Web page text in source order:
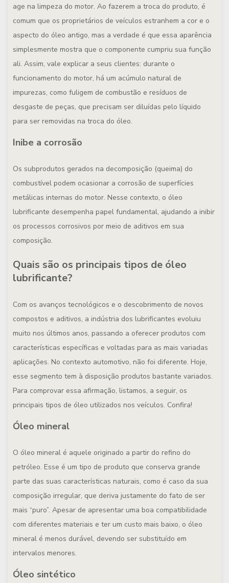
age na limpeza do motor. Ao fazerem a troca do produto, é
comum que os proprietários de veículos estranhem a cor e o
aspecto do óleo antigo, mas a verdade é que essa aparência
simplesmente mostra que o componente cumpriu sua função
ali. Assim, vale explicar a seus clientes: durante o
funcionamento do motor, há um acúmulo natural de
impurezas, como fuligem de combustão e resíduos de
desgaste de peças, que precisam ser diluídas pelo líquido
para ser removidas na troca do óleo.
Inibe a corrosão
Os subprodutos gerados na decomposição (queima) do
combustível podem ocasionar a corrosão de superfícies
metálicas internas do motor. Nesse contexto, o óleo
lubrificante desempenha papel fundamental, ajudando a inibir
os processos corrosivos por meio de aditivos em sua
composição.
Quais são os principais tipos de óleo
lubrificante?
Com os avanços tecnológicos e o descobrimento de novos
compostos e aditivos, a indústria dos lubrificantes evoluiu
muito nos últimos anos, passando a oferecer produtos com
características específicas e voltadas para as mais variadas
aplicações. No contexto automotivo, não foi diferente. Hoje,
esse segmento tem à disposição produtos bastante variados.
Para comprovar essa afirmação, listamos, a seguir, os
principais tipos de óleo utilizados nos veículos. Confira!
Óleo mineral
O óleo mineral é aquele originado a partir do refino do
petróleo. Esse é um tipo de produto que conserva grande
parte das suas características naturais, como é caso da sua
composição irregular, que deriva justamente do fato de ser
mais “puro”. Apesar de apresentar uma boa compatibilidade
com diferentes materiais e ter um custo mais baixo, o óleo
mineral é menos durável, devendo ser substituído em
intervalos menores.
Óleo sintético